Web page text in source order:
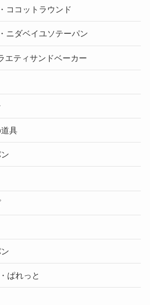
ココットラウンド
ニダベイユソテーパン
エティサンドベーカー
具
ぱれっと